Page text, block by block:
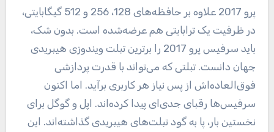
پرو 2017 علاوه بر حافظه‌های 128، 256 و 512 گیگابایتی،
در ظرفیت یک ترابایتی هم عرضه‌شده است. بدون شک،
باید سرفیس پرو 2017 را برترین تبلت ویندوزی هیبریدی
جهان دانست. تبلتی که می‌تواند با قدرت پردازشی
فوق‌العاده‌اش از پس نیاز هر کاربری برآید. اما اکنون
سرفیس‌ها رقبای جدی‌ای پیدا کرده‌اند. اپل و گوگل برای
نخستین بار، پا به گود تبلت‌های هیبریدی گذاشته‌اند. این